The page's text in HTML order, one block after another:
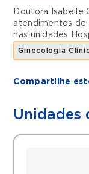
Doutora Isabelle
atendimentos de
nas unidades
Ginecologia
Compartilhe
Unidades